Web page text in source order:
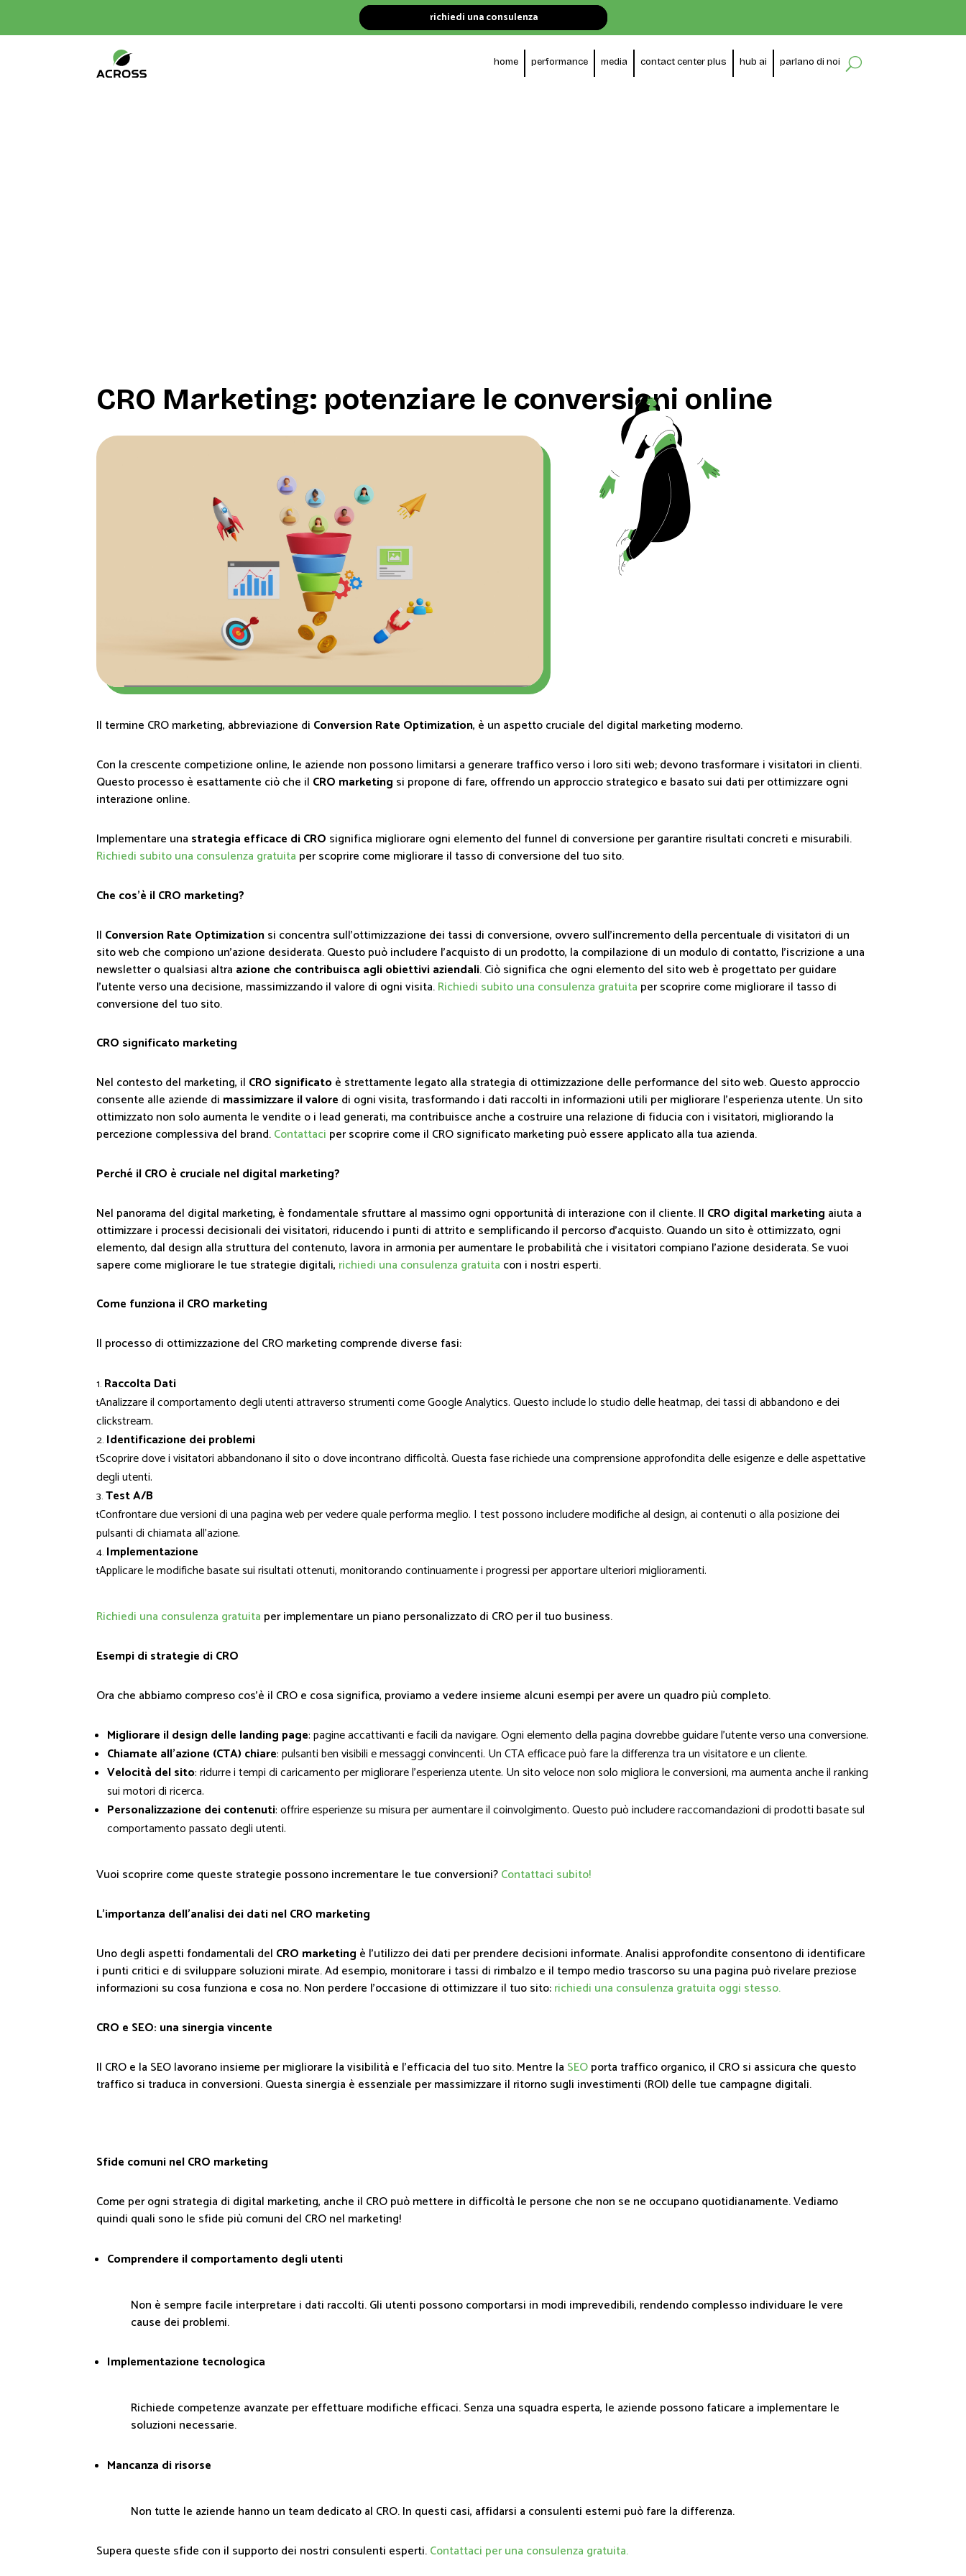
richiedi una consulenza
home performance media contact center plus hub ai parlano di noi
CRO Marketing: potenziare le conversioni online
Il termine CRO marketing, abbreviazione di Conversion Rate Optimization, è un aspetto cruciale del digital marketing moderno.
Con la crescente competizione online, le aziende non possono limitarsi a generare traffico verso i loro siti web; devono trasformare i visitatori in clienti.
Questo processo è esattamente ciò che il CRO marketing si propone di fare, offrendo un approccio strategico e basato sui dati per ottimizzare ogni
interazione online.
Implementare una strategia efficace di CRO significa migliorare ogni elemento del funnel di conversione per garantire risultati concreti e misurabili.
Richiedi subito una consulenza gratuita per scoprire come migliorare il tasso di conversione del tuo sito.
Che cos'è il CRO marketing?
Il Conversion Rate Optimizationsi concentra sull'ottimizzazione dei tassi di conversione, ovvero sull'incremento della percentuale di visitatori di un
sito web che compiono un'azione desiderata. Questo può includere l'acquisto di un prodotto, la compilazione di un modulo di contatto, l'iscrizione a una
newsletter o qualsiasi altra azione che contribuisca agli obiettivi aziendali. Ciò significa che ogni elemento del sito web è progettato per guidare
l'utente verso una decisione, massimizzando il valore di ogni visita.Richiedi subito una consulenza gratuita per scoprire come migliorare il tasso di
conversione del tuo sito.
CRO significato marketing
Nel contesto del marketing, il CRO significato è strettamente legato alla strategia di ottimizzazione delle performance del sito web. Questo approccio
consente alle aziende di massimizzare il valore di ogni visita, trasformando i dati raccolti in informazioni utili per migliorare l’esperienza utente. Un sito
ottimizzato non solo aumenta le vendite o i lead generati, ma contribuisce anche a costruire una relazione di fiducia con i visitatori, migliorando la
percezione complessiva del brand.Contattaci per scoprire come il CRO significato marketing può essere applicato alla tua azienda.
Perché il CRO è cruciale nel digital marketing?
Nel panorama del digital marketing, è fondamentale sfruttare al massimo ogni opportunità di interazione con il cliente. Il CRO digital marketing aiuta a
ottimizzare i processi decisionali dei visitatori, riducendo i punti di attrito e semplificando il percorso d'acquisto. Quando un sito è ottimizzato, ogni
elemento, dal design alla struttura del contenuto, lavora in armonia per aumentare le probabilità che i visitatori compiano l'azione desiderata. Se vuoi
sapere come migliorare le tue strategie digitali, richiedi una consulenza gratuita con i nostri esperti.
Come funziona il CRO marketing
Il processo di ottimizzazione del CRO marketing comprende diverse fasi:
Raccolta Dati
tAnalizzare il comportamento degli utenti attraverso strumenti come Google Analytics. Questo include lo studio delle heatmap, dei tassi di abbandono e dei
clickstream.
Identificazione dei problemi
tScoprire dove i visitatori abbandonano il sito o dove incontrano difficoltà. Questa fase richiede una comprensione approfondita delle esigenze e delle aspettative
degli utenti.
Test A/B
tConfrontare due versioni di una pagina web per vedere quale performa meglio. I test possono includere modifiche al design, ai contenuti o alla posizione dei
pulsanti di chiamata all'azione.
Implementazione
tApplicare le modifiche basate sui risultati ottenuti, monitorando continuamente i progressi per apportare ulteriori miglioramenti.
Richiedi una consulenza gratuita per implementare un piano personalizzato di CRO per il tuo business.
Esempi di strategie di CRO
Ora che abbiamo compreso cos’è il CRO e cosa significa, proviamo a vedere insieme alcuni esempi per avere un quadro più completo.
Migliorare il design delle landing page: pagine accattivanti e facili da navigare. Ogni elemento della pagina dovrebbe guidare l'utente verso una conversione.
Chiamate all’azione (CTA) chiare: pulsanti ben visibili e messaggi convincenti. Un CTA efficace può fare la differenza tra un visitatore e un cliente.
Velocità del sito: ridurre i tempi di caricamento per migliorare l'esperienza utente. Un sito veloce non solo migliora le conversioni, ma aumenta anche il ranking
sui motori di ricerca.
Personalizzazione dei contenuti: offrire esperienze su misura per aumentare il coinvolgimento. Questo può includere raccomandazioni di prodotti basate sul
comportamento passato degli utenti.
Vuoi scoprire come queste strategie possono incrementare le tue conversioni?Contattaci subito!
L'importanza dell’analisi dei dati nel CRO marketing
Uno degli aspetti fondamentali del CRO marketing è l’utilizzo dei dati per prendere decisioni informate. Analisi approfondite consentono di identificare
i punti critici e di sviluppare soluzioni mirate. Ad esempio, monitorare i tassi di rimbalzo e il tempo medio trascorso su una pagina può rivelare preziose
informazioni su cosa funziona e cosa no. Non perdere l’occasione di ottimizzare il tuo sito:richiedi una consulenza gratuita oggi stesso.
CRO e SEO: una sinergia vincente
Il CRO e la SEO lavorano insieme per migliorare la visibilità e l’efficacia del tuo sito. Mentre la SEOporta traffico organico, il CRO si assicura che questo
traffico si traduca in conversioni. Questa sinergia è essenziale per massimizzare il ritorno sugli investimenti (ROI) delle tue campagne digitali.
Sfide comuni nel CRO marketing
Come per ogni strategia di digital marketing, anche il CRO può mettere in difficoltà le persone che non se ne occupano quotidianamente. Vediamo
quindi quali sono le sfide più comuni del CRO nel marketing!
Comprendere il comportamento degli utenti
Non è sempre facile interpretare i dati raccolti. Gli utenti possono comportarsi in modi imprevedibili, rendendo complesso individuare le vere
cause dei problemi.
Implementazione tecnologica
Richiede competenze avanzate per effettuare modifiche efficaci. Senza una squadra esperta, le aziende possono faticare a implementare le
soluzioni necessarie.
Mancanza di risorse
Non tutte le aziende hanno un team dedicato al CRO. In questi casi, affidarsi a consulenti esterni può fare la differenza.
Supera queste sfide con il supporto dei nostri consulenti esperti.Contattaci per una consulenza gratuita.